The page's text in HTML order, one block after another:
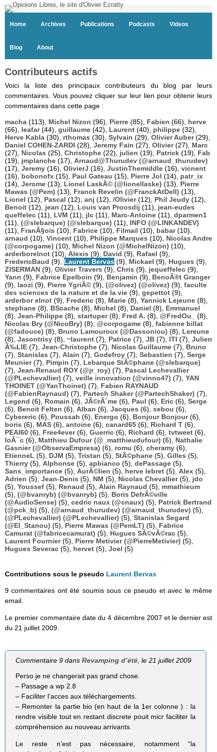
Home Archives Publications Podcasts Videos
Blog About
Contributeurs actifs
Voici la liste des principaux contributeurs du blog par leurs
commentaires. Vous pouvez cliquer sur leur lien pour obtenir leurs
commentaires dans cette page :
macha (113), Michel Nizon (96), Pierre (85), Fabien (66), herve
(66), leafar(44), guillaume (42), Laurent (40), philippe (32),
Herve Kabla (30), rthomas (30), Sylvain (29), Olivier Auber(29),
Daniel COHEN-ZARDI (28), Jeremy Fain (27), Olivier(27), Marc
(27), Nicolas (25), Christophe (22), julien (19), Patrick (19), Fab
(19), jmplanche (17), Arnaud@Thurudev (@arnaud_thurudev)
(17), Jeremy (16), OlivierJ (16), JustinThemiddle (16), vicnent
(16), bobonofx (15), Paul Gateau (15), Pierre Jol (14), patr_ix
(14), Jerome (13), Lionel LaskÃ© (@lionellaske) (13), Pierre
Mawas (@Pem) (13), Franck Revelin (@FranckAtDell) (13),
Lionel (12), Pascal (12), anj (12), /Olivier(12), Phil Jeudy (12),
Benoit (12), jean (12), Louis van Proosdij (11), jean-eudes
queffelec (11), LVM (11), jlc (11), Marc-Antoine (11), dparmen1
(11), (@slebarque) (@slebarque) (11), INFO (@LINKANDEV)
(11), FranÃ§ois (10), Fabrice (10), Filmail (10), babar(10),
arnaud (10), Vincent (10), Philippe Marques (10), Nicolas Andre
(@corpogame) (10), Michel Nizon (@MichelNizon) (10),
arderborelnot (10), Alexis (9), David (9), Rafael (9),
FredericBaud (9), Laurent Bervas (9), Mickael (9), Hugues (9),
ZISERMAN (9), Olivier Travers (9), Chris (9), jequeffelec (9),
Yann (9), Fabrice Epelboin (9), Benjamin (9), BenoÃ®t Granger
(9), laozi (9), Pierre YgriÃ© (9), (@olivez) (@olivez) (9), faculte
des sciences de la nature et de la vie (9), gepettot (9),
arderbor elnot (9), Frederic (8), Marie (8), Yannick Lejeune (8),
stephane (8), BScache (8), Michel (8), Daniel (8), Emmanuel
(8), Jean-Philippe (8), startuper(8), Fred A. (8), @FredOu_
(8),
Nicolas Bry (@NicoBry) (8), @corpogame (8), fabienne billat
(@fadouce) (8), Bruno Lamouroux (@Dassoniou) (8), Lereune
(8), Jasontrisy (8), ~laurent (7), Patrice (7), JB (7), ITI (7), Julien
Ã‰LIE (7), Jean-Christophe (7), Nicolas Guillaume (7), Bruno
(7), Stanislas (7), Alain (7), Godefroy (7), Sebastien (7), Serge
Meunier(7), Pimpin (7), Lebarque StÃ©phane (@slebarque)
(7), Jean-Renaud ROY (@jr_roy) (7), Pascal Lechevallier
(@PLechevallier) (7), veille innovation (@vinno47) (7), YAN
THOINET (@YanThoinet) (7), Fabien RAYNAUD
(@FabienRaynaud) (7), Partech Shaker (@PartechShaker) (7),
Legend (6), Romain (6), JÃ©rÃ´me (6), Paul (6), Eric (6), Serge
(6), Benoit Felten (6), Alban (6), Jacques (6), sebou (6),
Cybereric (6), Poussah (6), Energo (6), Bonjour Bonjour(6),
boris (6), MAS (6), antoine (6), canard65 (6), Richard T (6),
PEAI60 (6), Free4ever(6), Guerric (6), Richard (6), tvtweet (6),
loÃ¯c (6), Matthieu Dufour (@_matthieudufour) (6), Nathalie
Gasnier (@ObservaEmpresa) (6), romu (6), cheramy (6),
EtienneL (5), DJM (5), Tristan (5), StÃ©phane (5), Gilles (5),
Thierry (5), Alphonse (5), apbianco (5), dePassage (5),
Sans_importance (5), AurÃ©lien (5), herve lebret (5), Alex (5),
Adrien (5), Jean-Denis (5), NM (5), Nicolas Chevallier(5), jdo
(5), Youssef (5), Renaud (5), Alain Raynaud (5), mmathieum
(5), (@bvanryb) (@bvanryb) (5), Boris DefrÃ©ville
(@AudioSense) (5), cedric naux (@cnaux) (5), Patrick Bertrand
(@pck_b) (5), (@arnaud_thurudev) (@arnaud_thurudev) (5),
(@PLechevallier) (@PLechevallier) (5), Stanislas Segard
(@El_Stanou) (5), Pierre Mawas (@PemLT) (5), Fabrice
Camurat (@fabricecamurat) (5), Hugues SÃ©vÃ©rac (5),
Laurent Fournier(5), Pierre Metivier (@PierreMetivier) (5),
Hugues Severac (5), hervet (5), Joel (5)
Contributions sous le pseudo Laurent Bervas
9 commentaires ont été soumis sous ce pseudo et avec le même
email.
Le premier commentaire date du 4 décembre 2007 et le dernier est
du 21 juillet 2009.
Commentaire 9 dansRevamping d’été, le 21 juillet 2009
Perso je ne changerait pas grand chose.
– Passage a wp 2.8
– Faciliter l’acces aux téléchargements.
– Remonter la partie bio (en haut de la 1er colonne ) : la
rendre visible tout en restant discrete pouit micr faciliter la
compréhension au nouveau arrivants.
Le reste n’est pas nécessaire, notamment “la